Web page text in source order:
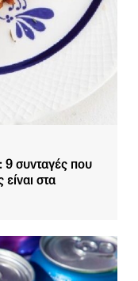
9 συνταγές που
είναι στα